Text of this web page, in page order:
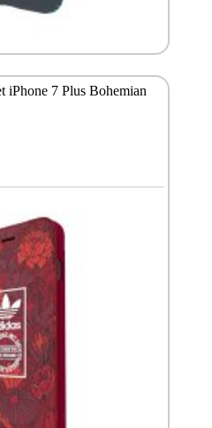
iPhone 7 Plus Bohemian